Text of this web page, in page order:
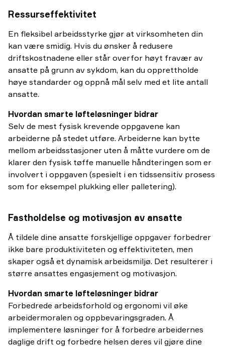
Ressurseffektivitet
En fleksibel arbeidsstyrke gjør at virksomheten din
kan være smidig. Hvis du ønsker å redusere
driftskostnadene eller står overfor høyt fravær av
ansatte på grunn av sykdom, kan du opprettholde
høye standarder og oppnå mål selv med et lite antall
ansatte.
Hvordan smarte løfteløsninger bidrar
Selv de mest fysisk krevende oppgavene kan
arbeiderne på stedet utføre. Arbeiderne kan bytte
mellom arbeidsstasjoner uten å måtte vurdere om de
klarer den fysisk tøffe manuelle håndteringen som er
involvert i oppgaven (spesielt i en tidssensitiv prosess
som for eksempel plukking eller palletering).
Fastholdelse og motivasjon av ansatte
Å tildele dine ansatte forskjellige oppgaver forbedrer
ikke bare produktiviteten og effektiviteten, men
skaper også et dynamisk arbeidsmiljø. Det resulterer i
større ansattes engasjement og motivasjon.
Hvordan smarte løfteløsninger bidrar
Forbedrede arbeidsforhold og ergonomi vil øke
arbeidermoralen og oppbevaringsgraden. Å
implementere løsninger for å forbedre arbeidernes
daglige drift og forbedre helsen deres vil gjøre dine